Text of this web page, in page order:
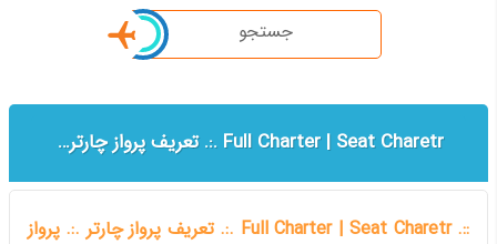
جستجو
Full Charter | Seat Charetr .:. تعریف پرواز چارتر .:. پرواز چارتری چیست ؟
::. Full Charter | Seat Charetr .:. تعریف پرواز چارتر .:. پرواز